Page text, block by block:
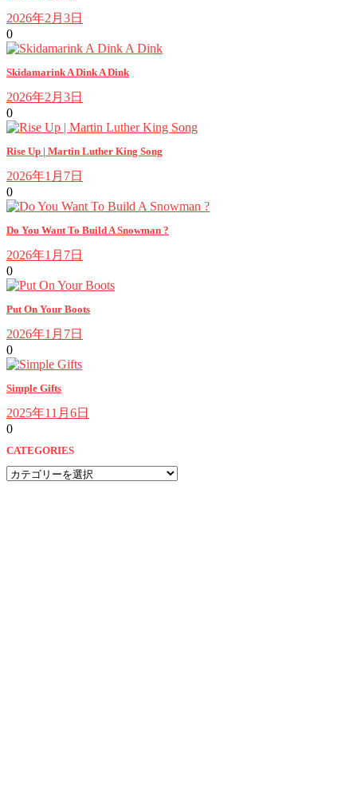
2026年2月3日
0
Skidamarink A Dink A Dink
2026年2月3日
0
Rise Up | Martin Luther King Song
2026年1月7日
0
Do You Want To Build A Snowman ?
2026年1月7日
0
Put On Your Boots
2026年1月7日
0
Simple Gifts
2025年11月6日
0
CATEGORIES
CATEGORIES